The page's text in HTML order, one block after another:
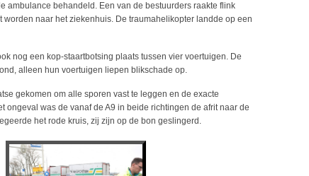
ambulance behandeld. Een van de bestuurders raakte flink
naar het ziekenhuis. De traumahelikopter landde op een
nog een kop-staartbotsing plaats tussen vier voertuigen. De
alleen hun voertuigen liepen blikschade op.
gekomen om alle sporen vast te leggen en de exacte
ongeval was de vanaf de A9 in beide richtingen de afrit naar de
het rode kruis, zij zijn op de bon geslingerd.